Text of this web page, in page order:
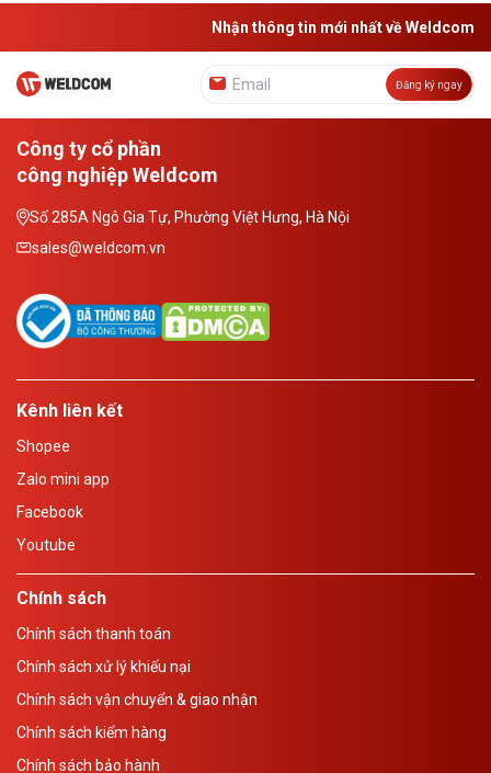
Nhận thông tin mới nhất về Weldcom
Đăng ký ngay
Công ty cổ phần
công nghiệp Weldcom
Số 285A Ngô Gia Tự, Phường Việt Hưng, Hà Nội
sales@weldcom.vn
Kênh liên kết
Shopee
Zalo mini app
Facebook
Youtube
Chính sách
Chính sách thanh toán
Chính sách xử lý khiếu nại
Chính sách vận chuyển & giao nhận
Chính sách kiểm hàng
Chính sách bảo hành